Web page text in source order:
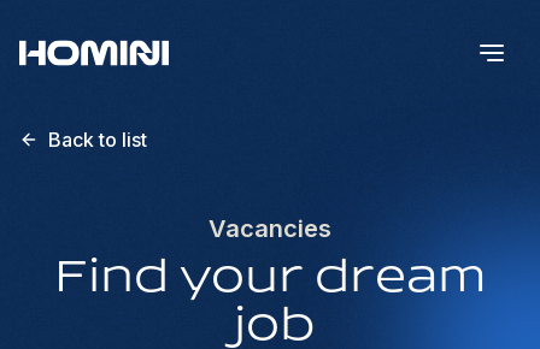
Back to list
Vacancies
Find your dream
job